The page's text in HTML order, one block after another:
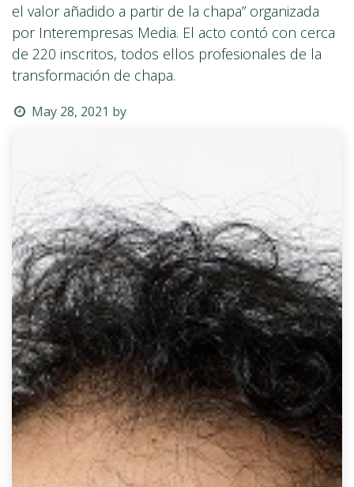
el valor añadido a partir de la chapa” organizada
por Interempresas Media. El acto contó con cerca
de 220 inscritos, todos ellos profesionales de la
transformación de chapa.
May 28, 2021 by